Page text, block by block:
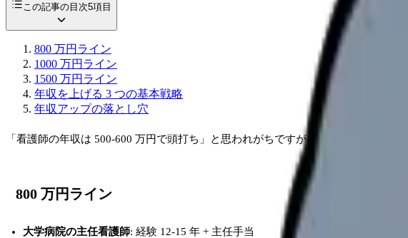
この記事の目次5項目
800 万円ライン
1000 万円ライン
1500 万円ライン
年収を上げる 3 つの基本戦略
年収アップの落とし穴
「看護師の年収は 500-600 万円で頭打ち」と思われがちですが、実は職種・役職
800 万円ライン
大学病院の主任看護師: 経験 12-15 年 + 主任手当